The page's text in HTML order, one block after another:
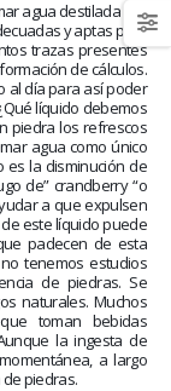
agua destilada o el
y aptas para
trazas presentes
de cálculos.
al día para así poder
líquido debemos
piedra los refrescos
agua como único
es la disminución de
de” crandberry “o
a que expulsen
este líquido puede
padecen de esta
tenemos estudios
de piedras. Se
naturales. Muchos
toman bebidas
la ingesta de
a largo
piedras.